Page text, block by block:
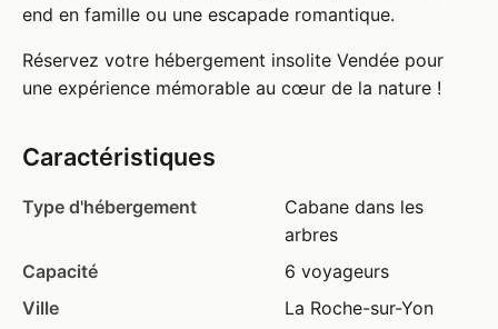
end en famille ou une escapade romantique.
Réservez votre hébergement insolite Vendée pour
une expérience mémorable au cœur de la nature !
Caractéristiques
Type d'hébergement
Cabane dans les
arbres
Capacité
6 voyageurs
Ville
La Roche-sur-Yon